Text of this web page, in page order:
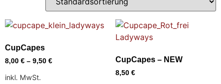
CupCapes
8,00 € – 9,50 €
inkl. MwSt.
CupCapes – NEW
8,50 €